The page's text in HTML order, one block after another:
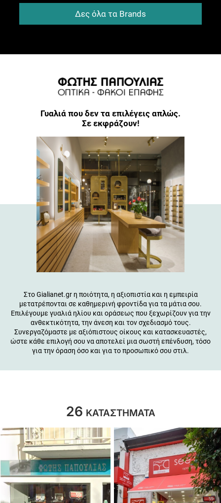
Δες όλα τα Brands
Γυαλιά που δεν τα επιλέγεις απλώς.
Σε εκφράζουν!
Στο Gialianet.gr η ποιότητα, η αξιοπιστία και η εμπειρία
μετατρέπονται σε καθημερινή φροντίδα για τα μάτια σου.
Επιλέγουμε γυαλιά ηλίου και οράσεως που ξεχωρίζουν για την
ανθεκτικότητα, την άνεση και τον σχεδιασμό τους.
Συνεργαζόμαστε με αξιόπιστους οίκους και κατασκευαστές,
ώστε κάθε επιλογή σου να αποτελεί μια σωστή επένδυση, τόσο
για την όραση όσο και για το προσωπικό σου στιλ.
26 ΚΑΤΑΣΤΗΜΑΤΑ